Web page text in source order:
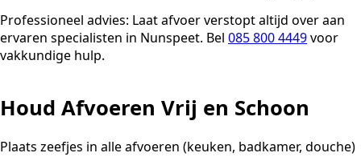
Professioneel advies: Laat afvoer verstopt altijd over aan
ervaren specialisten in Nunspeet. Bel 085 800 4449voor
vakkundige hulp.
Houd Afvoeren Vrij en Schoon
Plaats zeefjes in alle afvoeren (keuken, badkamer, douche)